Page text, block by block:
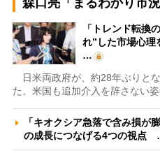
「トレンド転換
れ”した市場心理
…
日米両政府が、約28年ぶりと
た。米国も追加介入を辞さない
「キオクシア急落で含み損
の成長につなげる4つの視点